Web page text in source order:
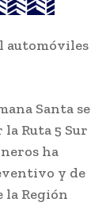
automóviles
Santa se
Ruta 5 Sur
ha
y de
la Región